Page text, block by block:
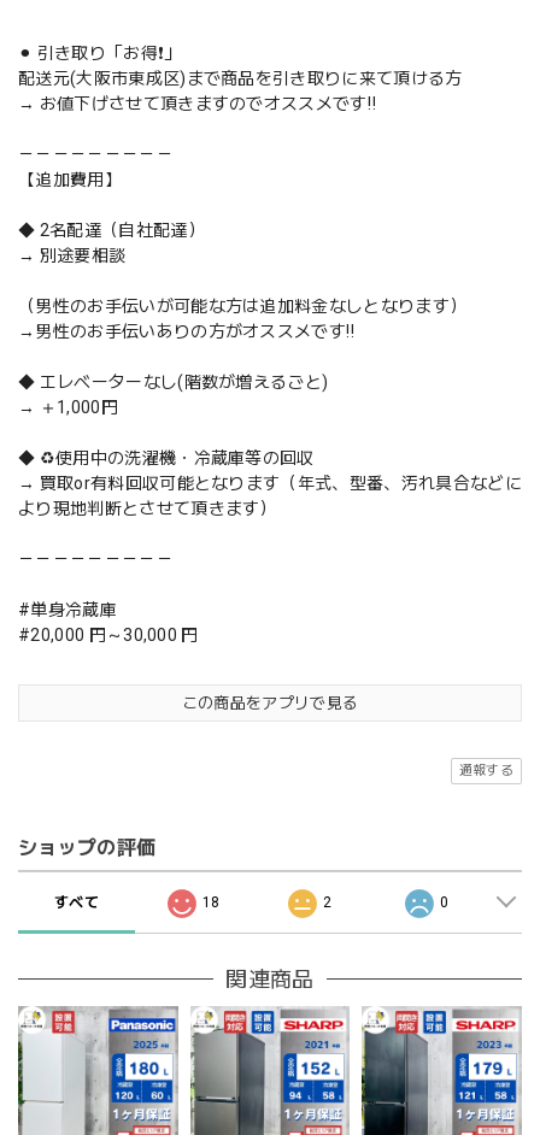
⚫︎ 引き取り「お得❗️」
配送元(大阪市東成区)まで商品を引き取りに来て頂ける方
→ お値下げさせて頂きますのでオススメです‼️
－－－－－－－－－
【追加費用】
◆ 2名配達（自社配達）
→ 別途要相談
（男性のお手伝いが可能な方は追加料金なしとなります）
→男性のお手伝いありの方がオススメです‼️
◆ エレベーターなし(階数が増えるごと)
→ ＋1,000円
◆ ♻️使用中の洗濯機・冷蔵庫等の回収
→ 買取or有料回収可能となります（年式、型番、汚れ具合などに
より現地判断とさせて頂きます）
－－－－－－－－－
#単身冷蔵庫
#20,000 円～30,000 円
この商品をアプリで見る
通報する
ショップの評価
すべて 18 2 0
関連商品